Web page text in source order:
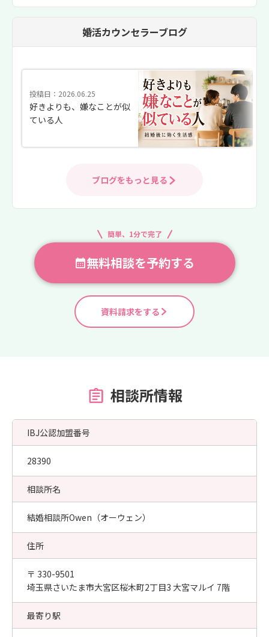
婚活カウンセラーブログ
投稿日：2026.06.25
好きよりも、嫌なことが似
ている人
ブログをもっと見る
簡単、1分で完了
無料相談を予約する
資料請求をする
相談所情報
IBJ公認加盟番号
28390
相談所名
結婚相談所Owen（オーウェン）
住所
〒 330-9501
埼玉県さいたま市大宮区桜木町2丁目3 大宮マルイ 7階
最寄り駅